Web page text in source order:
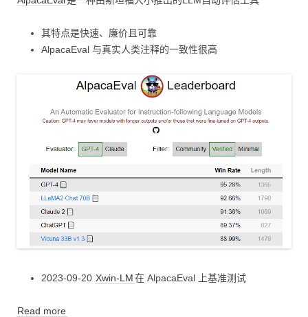
其特点是快速、廉价且可靠
AlpacaEval 与真实人类注释的一致性很高
2023-09-20 Xwin-LM在 AlpacaEval 上基准测试
Read more